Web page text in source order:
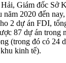
Giám đốc Sở
2020 đến
2 dự án FDI,
87 dự án trong
(trong đó có 24
kinh tế).